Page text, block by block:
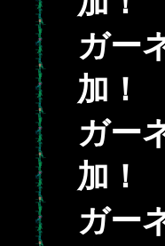
ガー
加！
ガー
加！
ガー